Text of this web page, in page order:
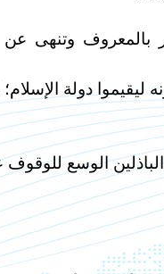
بالمعروف وتنهى عن
ليقيموا دولة
الوسع